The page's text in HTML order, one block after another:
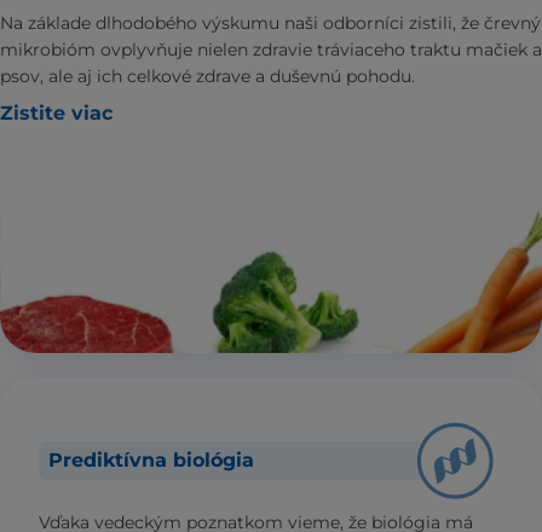
Na základe dlhodobého výskumu naši odborníci zistili, že črevný
mikrobióm ovplyvňuje nielen zdravie tráviaceho traktu mačiek a
psov, ale aj ich celkové zdrave a duševnú pohodu.
Zistite viac
Prediktívna biológia
Vďaka vedeckým poznatkom vieme, že biológia má